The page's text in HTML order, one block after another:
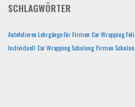
SCHLAGWÖRTER
Autofolieren Lehrgänge für Firmen Car Wrapping
Individuell Car Wrapping Schulung Firmen